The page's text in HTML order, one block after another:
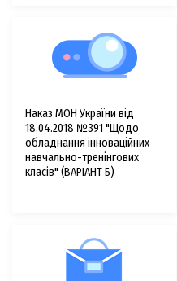
Наказ МОН України від
18.04.2018 №391 "Щодо
обладнання інноваційних
навчально-тренінгових
класів" (ВАРІАНТ Б)